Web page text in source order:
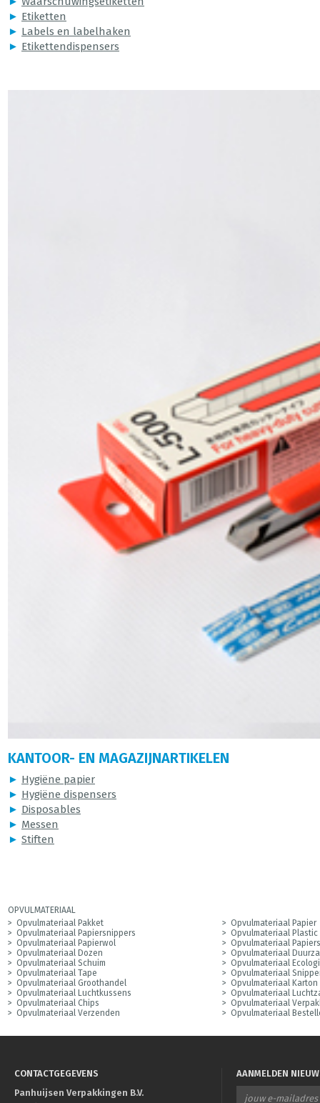
► Etiketten
► Labels en labelhaken
► Etikettendispensers
KANTOOR- EN MAGAZIJNARTIKELEN
► Hygiëne papier
► Hygiëne dispensers
► Disposables
► Messen
► Stiften
OPVULMATERIAAL
Opvulmateriaal Pakket
Opvulmateriaal Papier
Opvulmateriaal Papiersnippers
Opvulmateriaal Plastic
Opvulmateriaal Papierwol
Opvulmateriaal
Opvulmateriaal Dozen
Opvulmateriaal
Opvulmateriaal Schuim
Opvulmateriaal
Opvulmateriaal Tape
Opvulmateriaal
Opvulmateriaal Groothandel
Opvulmateriaal Karton
Opvulmateriaal Luchtkussens
Opvulmateriaal
Opvulmateriaal Chips
Opvulmateriaal
Opvulmateriaal Verzenden
Opvulmateriaal
CONTACTGEGEVENS
Panhuijsen Verpakkingen B.V.
AANMELDEN